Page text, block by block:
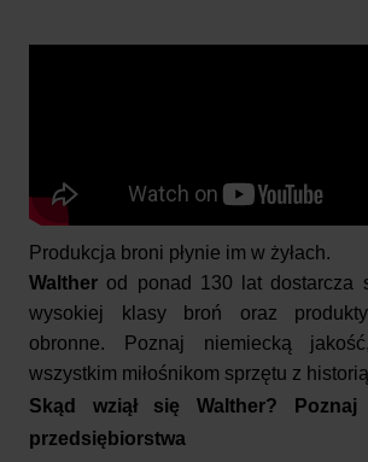
Produkcja broni płynie im w żyłach.
Walther od ponad 130 lat dostarcza
wysokiej klasy broń oraz
obronne.
Poznaj niemiecką
wszystkim miłośnikom sprzętu z
Skąd wziął się Walther?
przedsiębiorstwa